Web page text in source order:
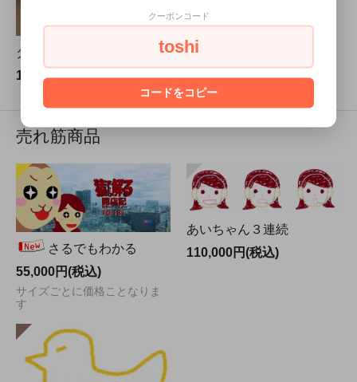
ダウンロード可能な写真
11,000円(税込)
売れ筋商品
さるでもわかる
55,000円(税込)
サイズごとに価格ことなりま
す
あいちゃん３連続
110,000円(税込)
クーポンコード
toshi
コードをコピー